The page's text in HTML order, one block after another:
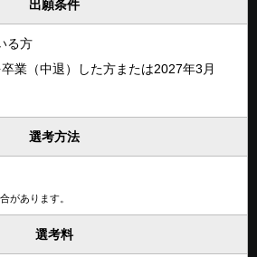
出願条件
る方
業（中退）した方または2027年3月
選考方法
があります。
選考料